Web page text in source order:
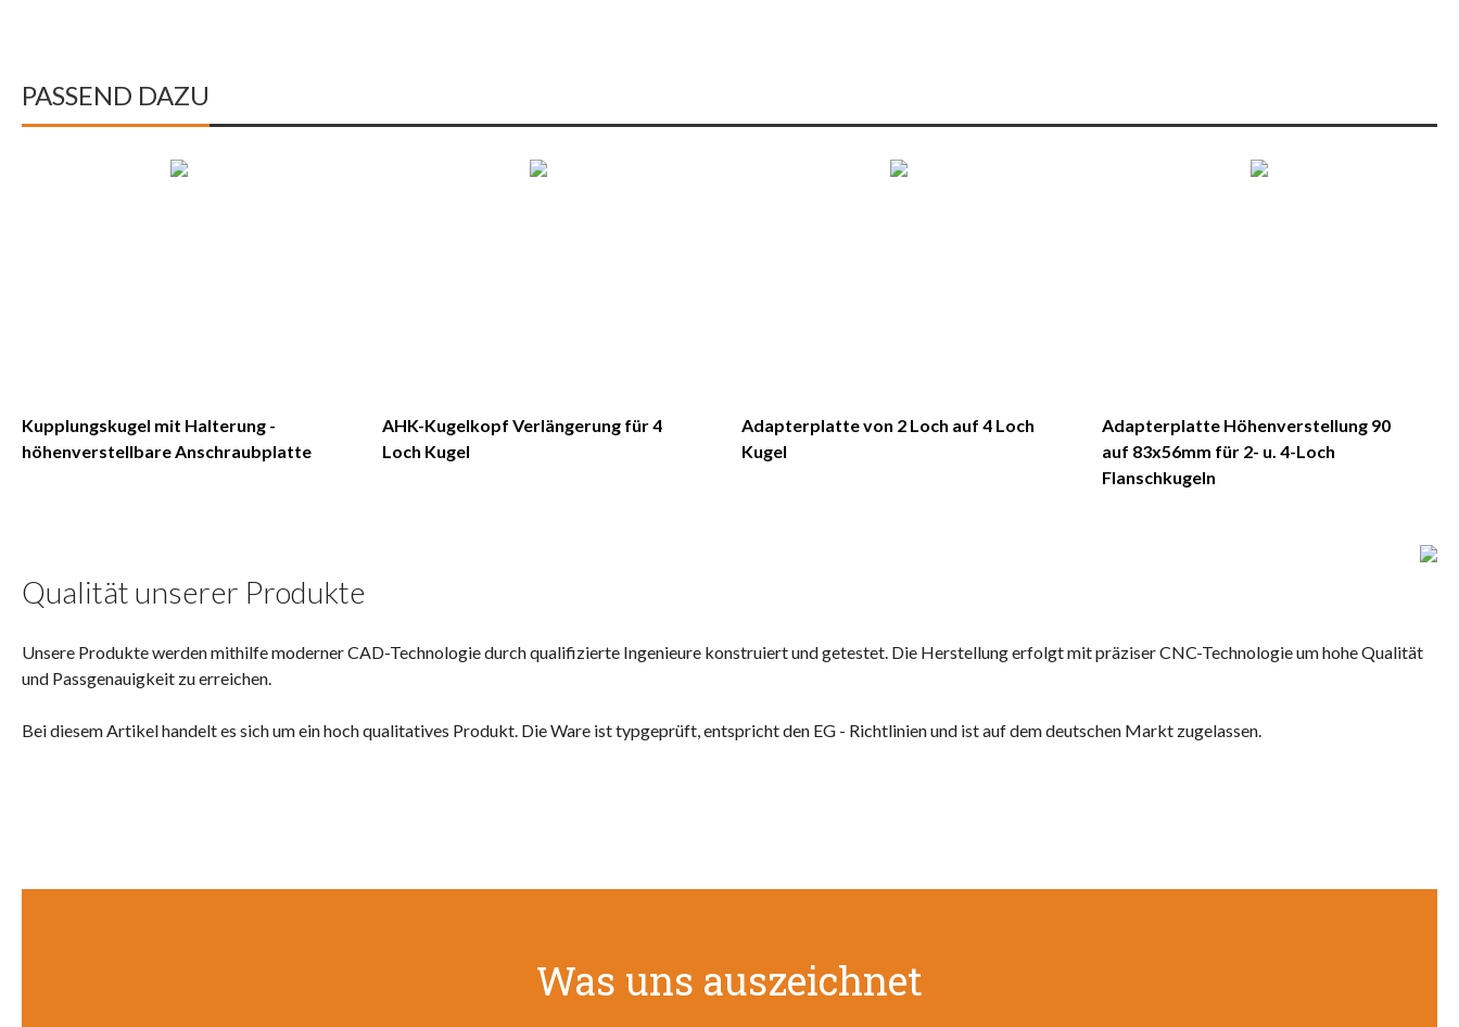
PASSEND DAZU
Kupplungskugel mit Halterung -
höhenverstellbare Anschraubplatte
AHK-Kugelkopf Verlängerung für 4
Loch Kugel
Adapterplatte von 2 Loch auf 4 Loch
Kugel
Adapterplatte Höhenverstellung 90
auf 83x56mm für 2- u. 4-Loch
Flanschkugeln
Qualität unserer Produkte
Unsere Produkte werden mithilfe moderner CAD-Technologie durch qualifizierte Ingenieure konstruiert und getestet. Die Herstellung erfolgt mit präziser CNC-Technologie um hohe Qualität
und Passgenauigkeit zu erreichen.
Bei diesem Artikel handelt es sich um ein hoch qualitatives Produkt. Die Ware ist typgeprüft, entspricht den EG - Richtlinien und ist auf dem deutschen Markt zugelassen.
Was uns auszeichnet